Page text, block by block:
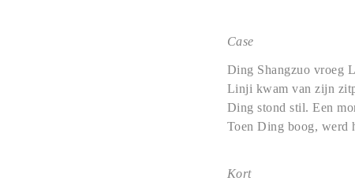
Case
Ding Shangzuo vroeg
Linji kwam van zijn
Ding stond stil. Een
Toen Ding boog, werd
Kort